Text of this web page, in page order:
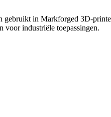
gebruikt in Markforged 3D-
voor industriële toepassingen.